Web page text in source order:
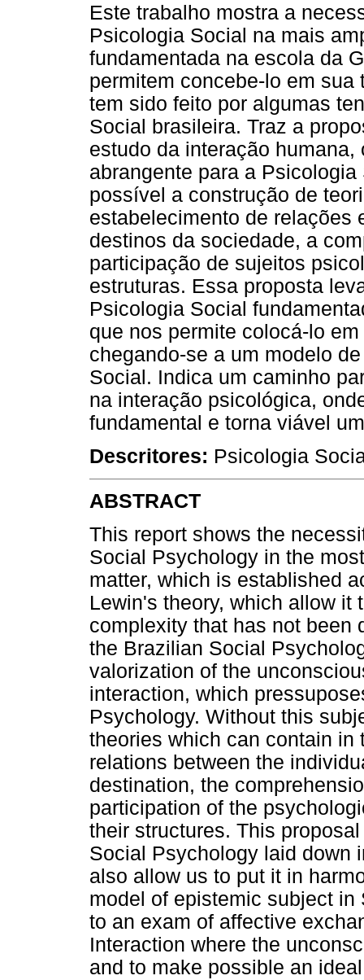
Este trabalho mostra a
Psicologia Social na mais
fundamentada na escola da
permitem concebe-lo em
tem sido feito por algumas
Social brasileira. Traz a
estudo da interação
abrangente para a
possível a construção de
estabelecimento de relações
destinos da sociedade, a
participação de sujeitos
estruturas. Essa proposta
Psicologia Social
que nos permite colocá-lo
chegando-se a um modelo
Social. Indica um caminho
na interação psicológica,
fundamental e torna viável
Descritores: Psicologia
ABSTRACT
This report shows the
Social Psychology in the
matter, which is established
Lewin's theory, which allow it
complexity that has not been
the Brazilian Social
valorization of the
interaction, which
Psychology. Without this
theories which can contain
relations between the
destination, the
participation of the
their structures. This
Social Psychology laid down
also allow us to put it in
model of epistemic subject
to an exam of affective
Interaction where the
and to make possible an